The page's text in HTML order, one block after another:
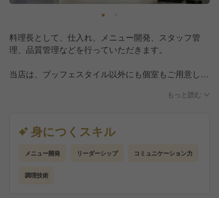
料理長として、仕入れ、メニュー開発、スタッフ管
理、品質管理などを行っていただきます。
当店は、ブッフェスタイル以外にも個室もご用意し、
リーダーシップを発揮し、今までの経験やスキルを活
もっと読む
身につくスキル
メニュー開発 リーダーシップ コミュニケーション力
調理技術